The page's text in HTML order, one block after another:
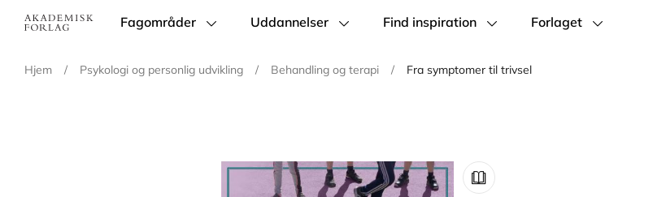
Main
Fagområder Uddannelser Find inspiration Forlaget
Hjem / Psykologi og personlig udvikling / Behandling og terapi / Fra symptomer til trivsel